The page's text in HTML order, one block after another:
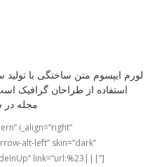
لورم ایپسوم متن ساختگی با
استفاده از طراحان گرافیک
مجله در
alt-left” skin=”dark”
link=”url:%23|||”]